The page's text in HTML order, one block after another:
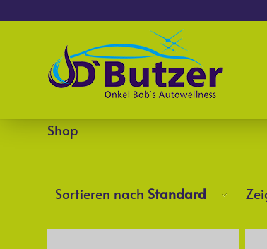
Shop
Sortieren nach Standard